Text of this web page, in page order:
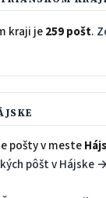
kraji je259 pošt.
pošty v meste
pôšt v Hájske →